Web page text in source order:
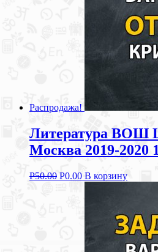
Распродажа!
Литература ВОШ
Москва 2019-2020
Р50.00 Р0.00 В корзину